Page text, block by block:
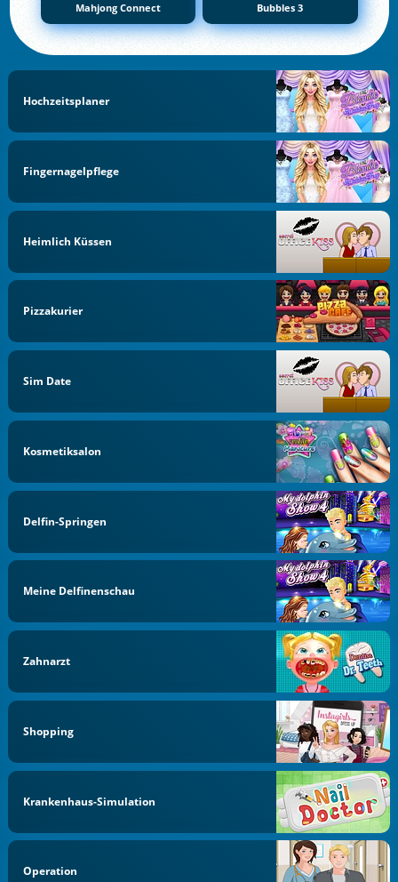
Mahjong Connect Bubbles 3
Hochzeitsplaner
Fingernagelpflege
Heimlich Küssen
Pizzakurier
Sim Date
Kosmetiksalon
Delfin-Springen
Meine Delfinenschau
Zahnarzt
Shopping
Krankenhaus-Simulation
Operation